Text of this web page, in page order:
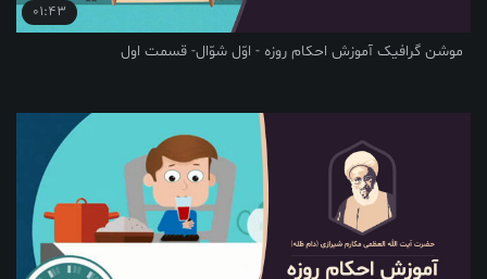
01:43
موشن گرافیک آموزش احکام روزه - اوّل شوّال- قسمت اول